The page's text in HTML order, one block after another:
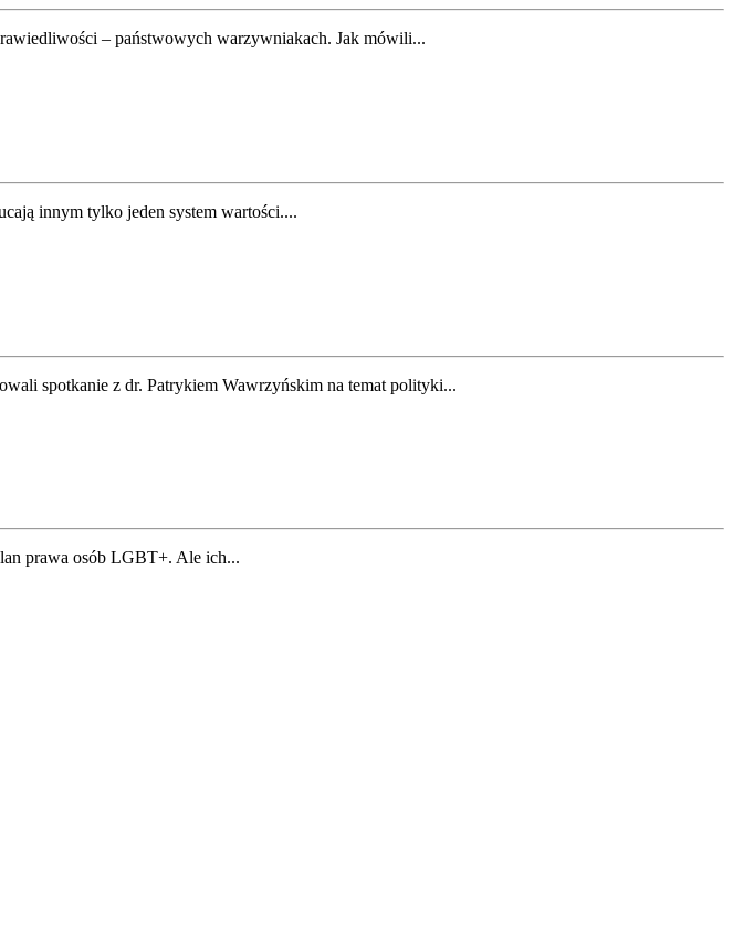
– państwowych warzywniakach. Jak mówili...
innym tylko jeden system wartości....
spotkanie z dr. Patrykiem Wawrzyńskim na temat polityki...
prawa osób LGBT+. Ale ich...